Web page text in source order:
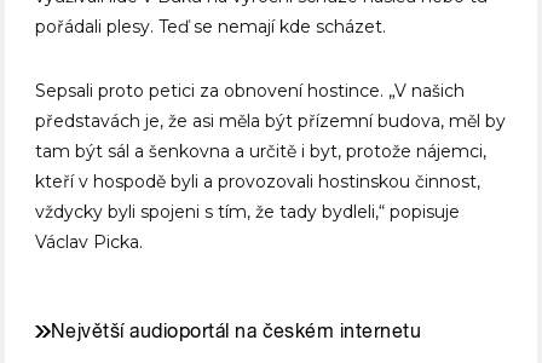
pořádali plesy. Teď se nemají kde scházet.
Sepsali proto petici za obnovení hostince. „V našich
představách je, že asi měla být přízemní budova, měl by
tam být sál a šenkovna a určitě i byt, protože nájemci,
kteří v hospodě byli a provozovali hostinskou činnost,
vždycky byli spojeni s tím, že tady bydleli,“ popisuje
Václav Picka.